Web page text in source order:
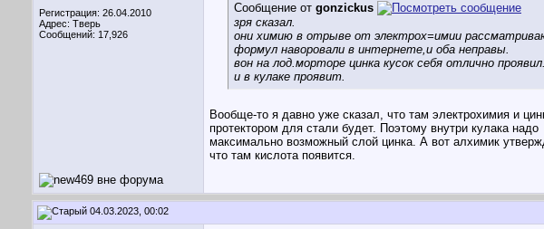
Регистрация: 26.04.2010
Адрес: Тверь
Сообщений: 17,926
Сообщение от gonzickus
зря сказал.
они химию в отрыве от электрох=имии
формул наворовали в интернете,и оба неправы.
вон на лод.морторе цинка кусок себя отлично проявил.
и в кулаке проявит.
Вообще-то я давно уже сказал, что там электрохимия и
протектором для стали будет. Поэтому внутри кулака надо
максимально возможный слой цинка. А вот алхимик
что там кислота появится.
04.03.2023, 00:02